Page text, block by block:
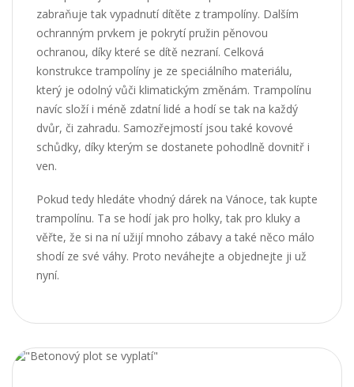
zabraňuje tak vypadnutí dítěte z trampolíny. Dalším
ochranným prvkem je pokrytí pružin pěnovou
ochranou, díky které se dítě nezraní. Celková
konstrukce trampolíny je ze speciálního materiálu,
který je odolný vůči klimatickým změnám. Trampolínu
navíc složí i méně zdatní lidé a hodí se tak na každý
dvůr, či zahradu. Samozřejmostí jsou také kovové
schůdky, díky kterým se dostanete pohodlně dovnitř i
ven.
Pokud tedy hledáte vhodný dárek na Vánoce, tak kupte
trampolínu. Ta se hodí jak pro holky, tak pro kluky a
věřte, že si na ní užijí mnoho zábavy a také něco málo
shodí ze své váhy. Proto neváhejte a objednejte ji už
nyní.